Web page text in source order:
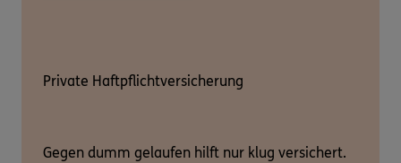
Private Haftpflichtversicherung
Gegen dumm gelaufen hilft nur klug versichert.